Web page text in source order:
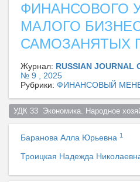
ФИНАНСОВОГО
МАЛОГО
САМОЗАНЯТЫХ
Журнал: RUSSIAN JOURNAL
№ 9 , 2025
Рубрики: ФИНАНСОВЫЙ
УДК 33  Экономика. Народное
Баранова Алла Юрьевна 1
Троицкая Надежда